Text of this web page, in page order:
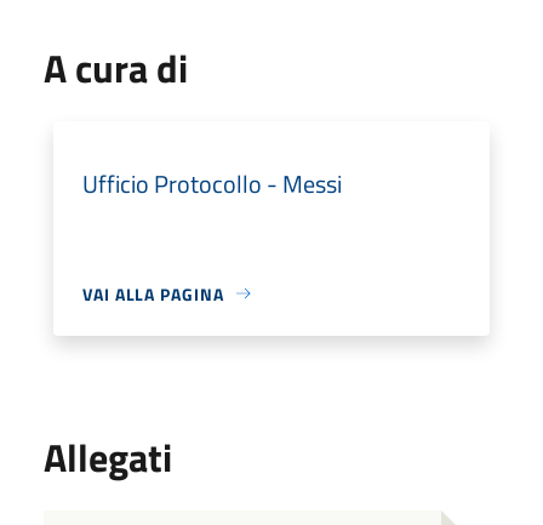
A cura di
Ufficio Protocollo - Messi
VAI ALLA PAGINA
Allegati